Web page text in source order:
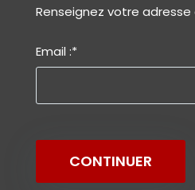
Renseignez votre
Email :*